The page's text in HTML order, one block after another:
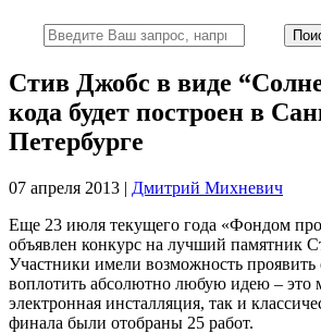
Стив Джобс в виде
кода будет построен в
Петербурге
07 апреля 2013 | Дмитрий Михневич
Еще 23 июля текущего года «Фондом
объявлен конкурс на лучший памятник
Участники имели возможность
воплотить абсолютно любую идею – это
электронная инсталляция, так и
финала были отобраны 25 работ.